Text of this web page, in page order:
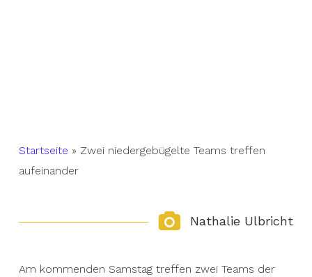
Startseite » Zwei niedergebügelte Teams treffen
aufeinander
Nathalie Ulbricht
Am kommenden Samstag treffen zwei Teams der